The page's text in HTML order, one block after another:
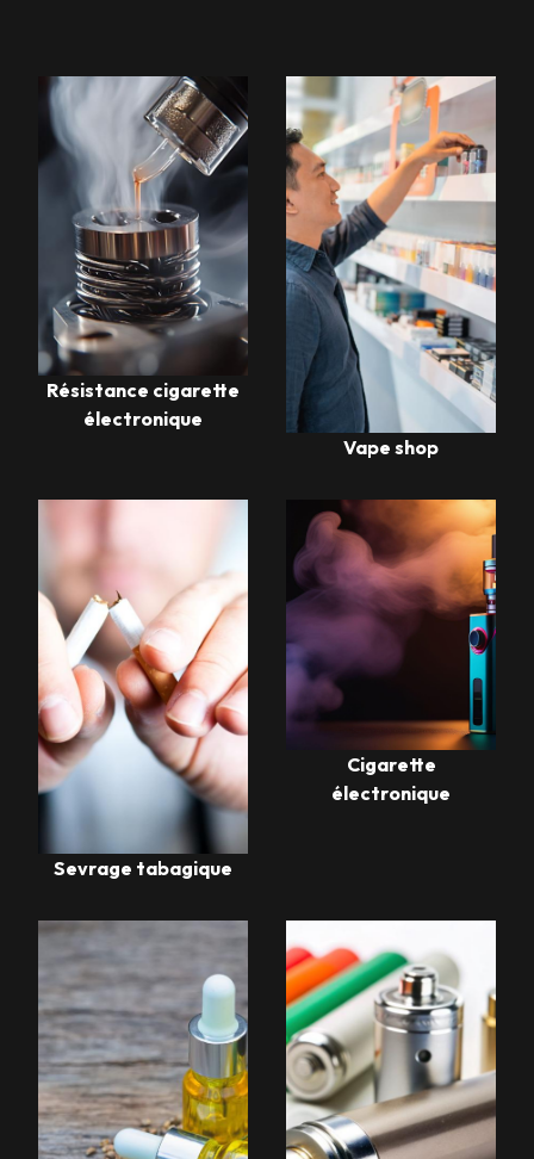
Résistance cigarette
électronique
Vape shop
Sevrage tabagique
Cigarette
électronique